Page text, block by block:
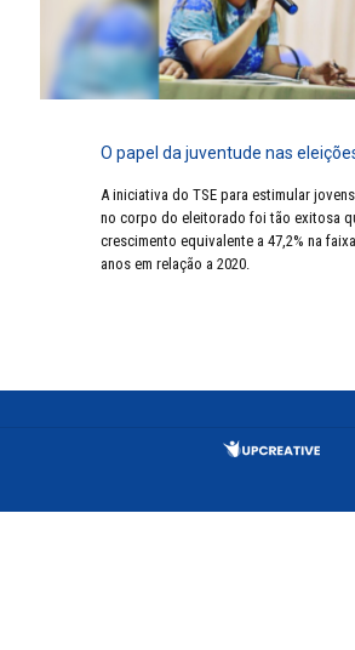
O papel da juventude nas
A iniciativa do TSE para estimular
no corpo do eleitorado foi tão exitosa
crescimento equivalente a 47,2% na
anos em relação a 2020.